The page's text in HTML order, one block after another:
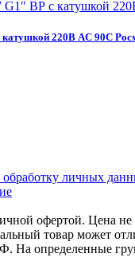
220В AC 90С
обработку личных
офертой. Цена
товар может
На определенные